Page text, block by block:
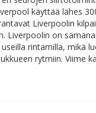
käyttää lähes
Liverpoolin
Liverpoolin on
rintamilla, mikä
rytmiin. Viime